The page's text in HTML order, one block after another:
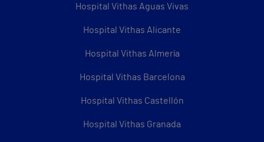
Hospital Vithas Aguas Vivas
Hospital Vithas Alicante
Hospital Vithas Almería
Hospital Vithas Barcelona
Hospital Vithas Castellón
Hospital Vithas Granada